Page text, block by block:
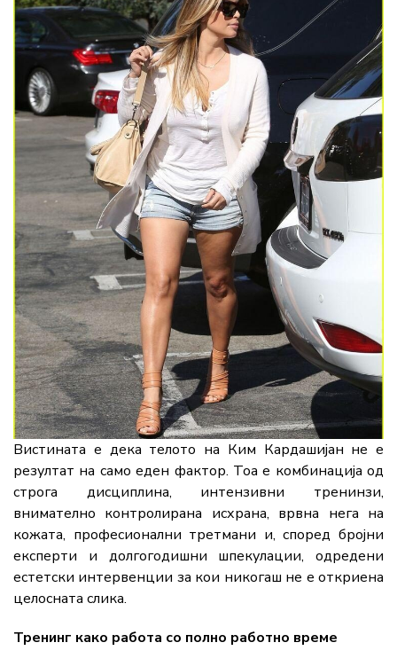
Вистината е дека телото на Ким Кардашијан не е
резултат на само еден фактор. Тоа е комбинација од
строга дисциплина, интензивни тренинзи,
внимателно контролирана исхрана, врвна нега на
кожата, професионални третмани и, според бројни
експерти и долгогодишни шпекулации, одредени
естетски интервенции за кои никогаш не е откриена
целосната слика.
Тренинг како работа со полно работно време